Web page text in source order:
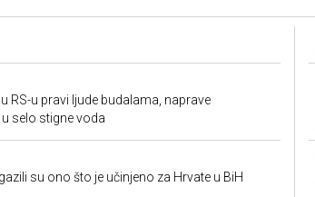
RS-u pravi ljude budalama, naprave
selo stigne voda
su ono što je učinjeno za Hrvate u BiH